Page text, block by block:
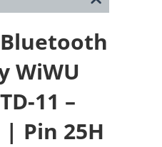
WiWU
11 –
| Pin 25H